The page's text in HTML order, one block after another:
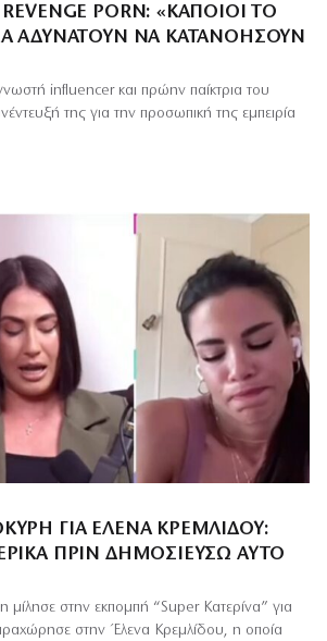
PORN: «ΚΆΠΟΙΟΙ ΤΟ
ΑΔΥΝΑΤΟΎΝ ΝΑ ΚΑΤΑΝΟΉΣΟΥΝ
influencer και πρώην παίκτρια του
της για την προσωπική της εμπειρία
ΓΙΑ ΈΛΕΝΑ ΚΡΕΜΛΊΔΟΥ:
ΠΡΙΝ ΔΗΜΟΣΙΕΎΣΩ ΑΥΤΌ
στην εκπομπή “Super Κατερίνα” για
στην Έλενα Κρεμλίδου, η οποία